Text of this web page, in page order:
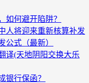
如何避开陷阱？
人将迎来重新核算补发
公式（最新）
译(天地阴阳交换大乐
银行保函？